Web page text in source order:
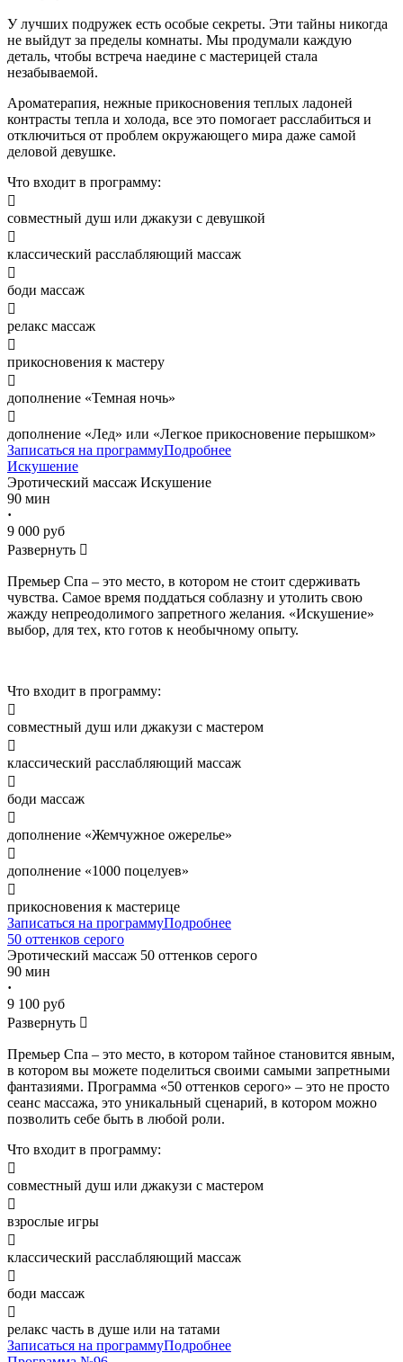
У лучших подружек есть особые секреты. Эти тайны никогда
не выйдут за пределы комнаты. Мы продумали каждую
деталь, чтобы встреча наедине с мастерицей стала
незабываемой.
Ароматерапия, нежные прикосновения теплых ладоней
контрасты тепла и холода, все это помогает расслабиться и
отключиться от проблем окружающего мира даже самой
деловой девушке.
Что входит в программу:

совместный душ или джакузи с девушкой

классический расслабляющий массаж

боди массаж

релакс массаж

прикосновения к мастеру

дополнение «Темная ночь»

дополнение «Лед» или «Легкое прикосновение перышком»
Записаться на программуПодробнее
Искушение
Эротический массаж Искушение
90 мин
·
9 000 руб
Развернуть 
Премьер Спа – это место, в котором не стоит сдерживать
чувства. Самое время поддаться соблазну и утолить свою
жажду непреодолимого запретного желания. «Искушение»
выбор, для тех, кто готов к необычному опыту.
Что входит в программу:

совместный душ или джакузи с мастером

классический расслабляющий массаж

боди массаж

дополнение «Жемчужное ожерелье»

дополнение «1000 поцелуев»

прикосновения к мастерице
Записаться на программуПодробнее
50 оттенков серого
Эротический массаж 50 оттенков серого
90 мин
·
9 100 руб
Развернуть 
Премьер Спа – это место, в котором тайное становится явным,
в котором вы можете поделиться своими самыми запретными
фантазиями. Программа «50 оттенков серого» – это не просто
сеанс массажа, это уникальный сценарий, в котором можно
позволить себе быть в любой роли.
Что входит в программу:

совместный душ или джакузи с мастером

взрослые игры

классический расслабляющий массаж

боди массаж

релакс часть в душе или на татами
Записаться на программуПодробнее